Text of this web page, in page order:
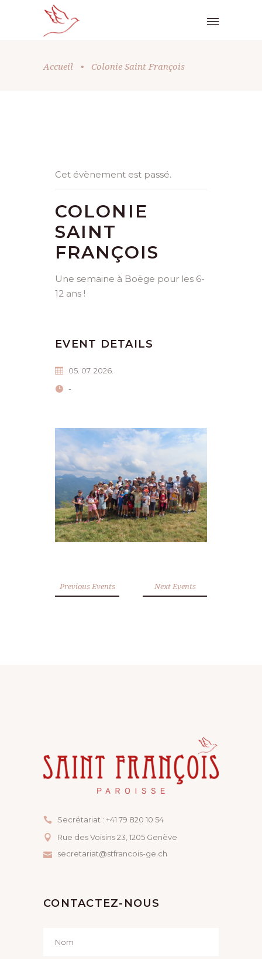
Accueil • Colonie Saint François
Cet évènement est passé.
COLONIE
SAINT
FRANÇOIS
Une semaine à Boëge pour les 6-
12 ans !
EVENT DETAILS
05. 07. 2026.
-
Previous Events Next Events
Secrétariat : +41 79 820 10 54
Rue des Voisins 23, ​1205 Genève
secretariat@stfrancois-ge.ch
CONTACTEZ-NOUS